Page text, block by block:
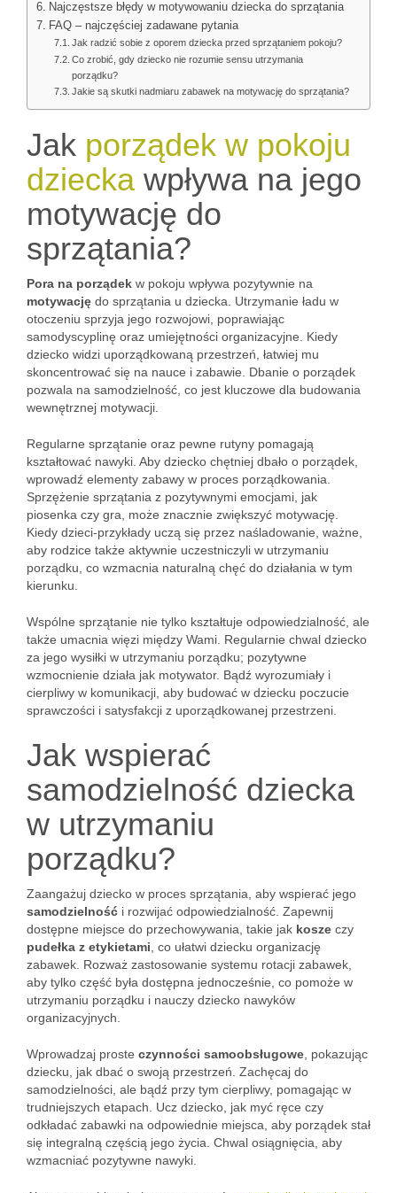
Najczęstsze błędy w motywowaniu dziecka do sprzątania
FAQ – najczęściej zadawane pytania
Jak radzić sobie z oporem dziecka przed sprzątaniem pokoju?
Co zrobić, gdy dziecko nie rozumie sensu utrzymania
porządku?
Jakie są skutki nadmiaru zabawek na motywację do sprzątania?
Jak porządek w pokoju
dziecka wpływa na jego
motywację do
sprzątania?
Pora na porządek w pokoju wpływa pozytywnie na
motywację do sprzątania u dziecka. Utrzymanie ładu w
otoczeniu sprzyja jego rozwojowi, poprawiając
samodyscyplinę oraz umiejętności organizacyjne. Kiedy
dziecko widzi uporządkowaną przestrzeń, łatwiej mu
skoncentrować się na nauce i zabawie. Dbanie o porządek
pozwala na samodzielność, co jest kluczowe dla budowania
wewnętrznej motywacji.
Regularne sprzątanie oraz pewne rutyny pomagają
kształtować nawyki. Aby dziecko chętniej dbało o porządek,
wprowadź elementy zabawy w proces porządkowania.
Sprzężenie sprzątania z pozytywnymi emocjami, jak
piosenka czy gra, może znacznie zwiększyć motywację.
Kiedy dzieci-przykłady uczą się przez naśladowanie, ważne,
aby rodzice także aktywnie uczestniczyli w utrzymaniu
porządku, co wzmacnia naturalną chęć do działania w tym
kierunku.
Wspólne sprzątanie nie tylko kształtuje odpowiedzialność, ale
także umacnia więzi między Wami. Regularnie chwal dziecko
za jego wysiłki w utrzymaniu porządku; pozytywne
wzmocnienie działa jak motywator. Bądź wyrozumiały i
cierpliwy w komunikacji, aby budować w dziecku poczucie
sprawczości i satysfakcji z uporządkowanej przestrzeni.
Jak wspierać
samodzielność dziecka
w utrzymaniu
porządku?
Zaangażuj dziecko w proces sprzątania, aby wspierać jego
samodzielność i rozwijać odpowiedzialność. Zapewnij
dostępne miejsce do przechowywania, takie jak kosze czy
pudełka z etykietami , co ułatwi dziecku organizację
zabawek. Rozważ zastosowanie systemu rotacji zabawek,
aby tylko część była dostępna jednocześnie, co pomoże w
utrzymaniu porządku i nauczy dziecko nawyków
organizacyjnych.
Wprowadzaj proste czynności samoobsługowe , pokazując
dziecku, jak dbać o swoją przestrzeń. Zachęcaj do
samodzielności, ale bądź przy tym cierpliwy, pomagając w
trudniejszych etapach. Ucz dziecko, jak myć ręce czy
odkładać zabawki na odpowiednie miejsca, aby porządek stał
się integralną częścią jego życia. Chwal osiągnięcia, aby
wzmacniać pozytywne nawyki.